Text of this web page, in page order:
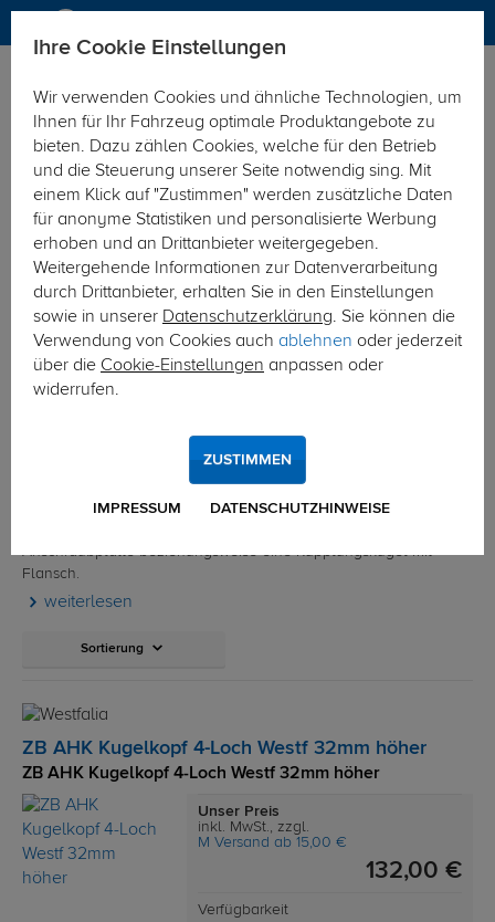
KATEGORIEN
Anschraubplatten
Kupplungskugeln mit Anschraubplatte und
Flansch: Sicheres Ziehen von schweren
Lasten
In der Landwirtschaft und im Warentransport mit LKWs kommen
schwere Lasten zum Einsatz – da reichen gewöhnliche
Anhängerkupplungen für PKWs nicht aus. Hier kommen
Anhängeböcke zum Einsatz. Anhängeböcke sind Grundträger
sie können besonders schwere Lasten mit mehreren tausend
Kilogramm Gewicht transportiert werden. Um zu verhindern, dass
Ihre schweren Lasten wegrutschen, benötigen Sie eine feste
Verbindung zwischen Anhängerkupplung und Ihrem Zugfahrzeug
Anschraubplatte beziehungsweise eine Kupplungskugel mit
Flansch.
weiterlesen
Sortierung
ZB AHK Kugelkopf 4-Loch Westf 32mm höher
ZB AHK Kugelkopf 4-Loch Westf 32mm höher
Unser Preis
inkl. MwSt., zzgl.
M Versand ab 15,00 €
132,00 €
Verfügbarkeit
Ihre Cookie Einstellungen
Wir verwenden Cookies und ähnliche Technologien, um
Ihnen für Ihr Fahrzeug optimale Produktangebote zu
bieten. Dazu zählen Cookies, welche für den Betrieb
und die Steuerung unserer Seite notwendig sing. Mit
einem Klick auf "Zustimmen" werden zusätzliche Daten
für anonyme Statistiken und personalisierte Werbung
erhoben und an Drittanbieter weitergegeben.
Weitergehende Informationen zur Datenverarbeitung
durch Drittanbieter, erhalten Sie in den Einstellungen
sowie in unserer Datenschutzerklärung. Sie können die
Verwendung von Cookies auch ablehnen oder jederzeit
über die Cookie-Einstellungen anpassen oder
widerrufen.
IMPRESSUM DATENSCHUTZHINWEISE
ZUSTIMMEN